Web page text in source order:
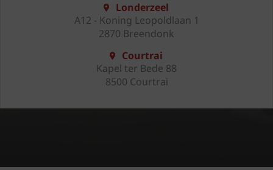
Londerzeel
A12 - Koning Leopoldlaan 1
2870 Breendonk
Courtrai
Kapel ter Bede 88
8500 Courtrai